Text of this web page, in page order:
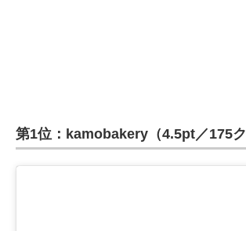
第1位：kamobakery（4.5pt／175ク